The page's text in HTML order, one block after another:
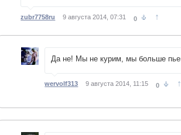
zubr7758ru 9 августа 2014, 07:31 0 ↑
Да не! Мы не курим, мы больше
wervolf313 9 августа 2014, 11:15 0